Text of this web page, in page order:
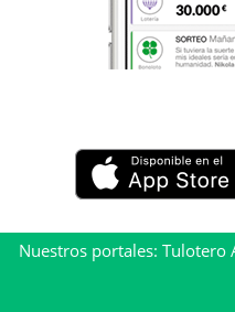
Nuestros portales: Tulotero